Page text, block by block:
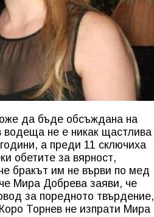
да бъде обсъждана на
водеща не е никак щастлива
а преди 11 сключиха
обетите за вярност,
бракът им не върви по мед
Мира Добрева заяви, че
за поредното твърдение,
Торнев не изпрати Мира